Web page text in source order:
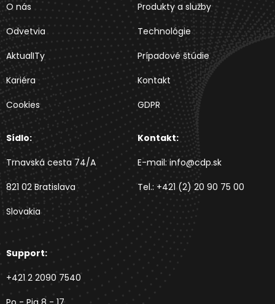
O nás
Produkty a služby
Odvetvia
Technológie
AktualITy
Prípadové štúdie
Kariéra
Kontakt
Cookies
GDPR
Sídlo:
Trnavská cesta 74/A
821 02 Bratislava
Slovakia
Kontakt:
E-mail: info@cdp.sk
Tel.: +421 (2) 20 90 75 00
Support:
+421 2 2090 7540